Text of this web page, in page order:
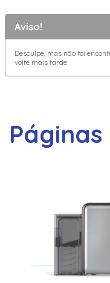
Aviso!
Desculpe, mas não foi
volte mais tarde